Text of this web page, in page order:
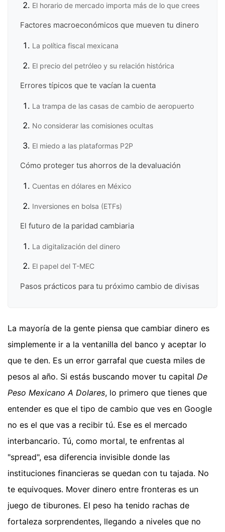
El horario de mercado importa más de lo que crees
Factores macroeconómicos que mueven tu dinero
La política fiscal mexicana
El precio del petróleo y su relación histórica
Errores típicos que te vacían la cuenta
La trampa de las casas de cambio de aeropuerto
No considerar las comisiones ocultas
El miedo a las plataformas P2P
Cómo proteger tus ahorros de la devaluación
Cuentas en dólares en México
Inversiones en bolsa (ETFs)
El futuro de la paridad cambiaria
La digitalización del dinero
El papel del T-MEC
Pasos prácticos para tu próximo cambio de divisas
La mayoría de la gente piensa que cambiar dinero es
simplemente ir a la ventanilla del banco y aceptar lo
que te den. Es un error garrafal que cuesta miles de
pesos al año. Si estás buscando mover tu capital De
Peso Mexicano A Dolares, lo primero que tienes que
entender es que el tipo de cambio que ves en Google
no es el que vas a recibir tú. Ese es el mercado
interbancario. Tú, como mortal, te enfrentas al
"spread", esa diferencia invisible donde las
instituciones financieras se quedan con tu tajada. No
te equivoques. Mover dinero entre fronteras es un
juego de tiburones. El peso ha tenido rachas de
fortaleza sorprendentes, llegando a niveles que no